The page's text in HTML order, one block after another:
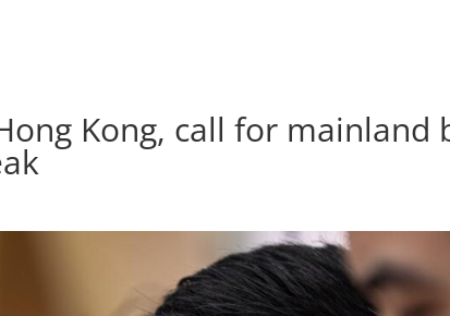
Kong, call for mainland